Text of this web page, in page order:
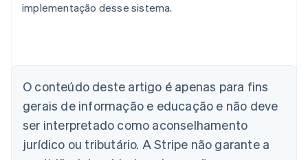
implementação desse sistema.
O conteúdo deste artigo é apenas para fins
gerais de informação e educação e não deve
ser interpretado como aconselhamento
jurídico ou tributário. A Stripe não garante a
English
Áustria
Deutsch English
Bélgica
Nederlands Français
Brasil
Português English